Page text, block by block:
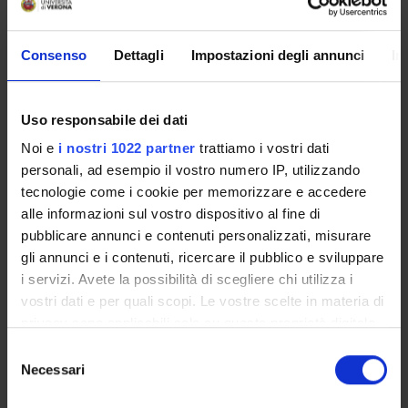
Consenso Dettagli Impostazioni degli annunci
Uso responsabile dei dati
Noi e i nostri 1022 partner trattiamo i vostri dati
personali, ad esempio il vostro numero IP, utilizzando
tecnologie come i cookie per memorizzare e accedere
alle informazioni sul vostro dispositivo al fine di
pubblicare annunci e contenuti personalizzati, misurare
gli annunci e i contenuti, ricercare il pubblico e sviluppare
i servizi. Avete la possibilità di scegliere chi utilizza i
vostri dati e per quali scopi. Le vostre scelte in materia di
modificare o revocare il proprio consenso in qualsiasi
momento dalla Dichiarazione sui cookie o facendo clic
delNecessari
Enrolment Procedures and Admission Requirements
Degree Programme
Courses
Notices
Documents
International Students
OFFERTA FORMATIVA
CORSI DI LAUREA